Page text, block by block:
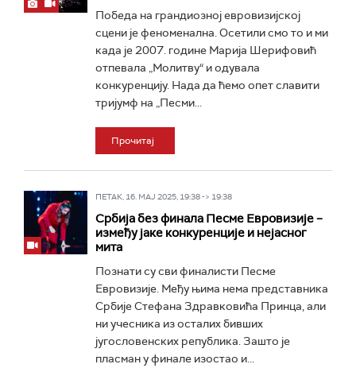
Победа на грандиозној евровизијској
сцени је феноменална. Осетили смо то и ми
када је 2007. године Марија Шерифовић
отпевала „Молитву“ и одувала
конкуренцију. Нада да ћемо опет славити
тријумф на „Песми...
Прочитај
ПЕТАК, 16. МАЈ 2025, 19:38 -> 19:38
Србија без финала Песме Евровизије –
између јаке конкуренције и нејасног
мита
Познати су сви финалисти Песме
Евровизије. Међу њима нема представника
Србије Стефана Здравковића Принца, али
ни учесника из осталих бивших
југословенских република. Зашто је
пласман у финале изостао и...